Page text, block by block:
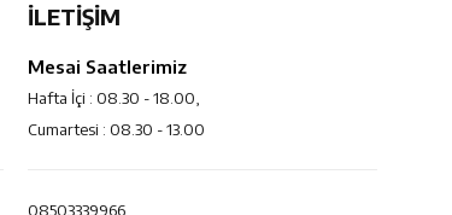
İLETİŞİM
Mesai Saatlerimiz
Hafta İçi : 08.30 - 18.00,
Cumartesi : 08.30 - 13.00
08503339966